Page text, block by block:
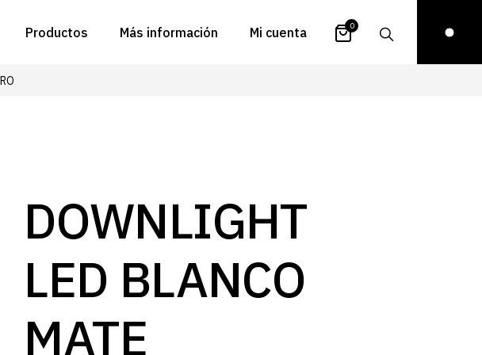
Productos Más información
FAQs
Proyectos
Zona de inspiración
Blog
Mi cuenta
contraseña
0
DOWNLIGHT
LED BLANCO
MATE